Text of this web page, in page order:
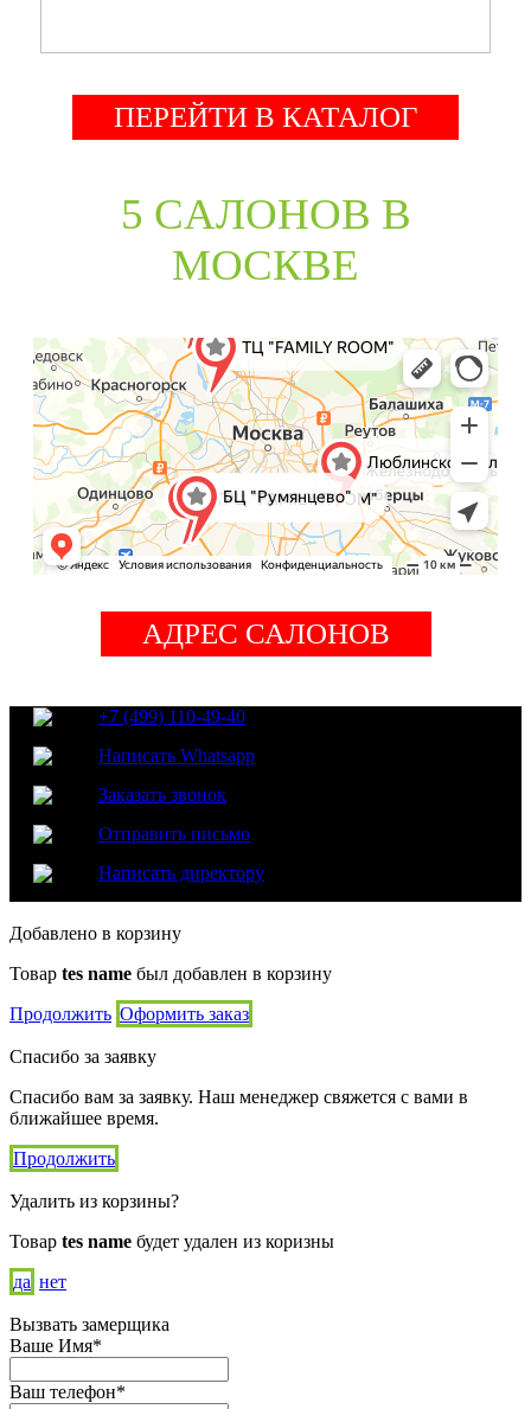
ПЕРЕЙТИ В КАТАЛОГ
5 CАЛОНОВ В
МОСКВЕ
АДРЕС САЛОНОВ
+7 (499) 110-49-40
Написать Whatsapp
Заказать звонок
Отправить письмо
Написать директору
Добавлено в корзину
Товар tes name был добавлен в корзину
Продолжить Оформить заказ
Спасибо за заявку
Спасибо вам за заявку. Наш менеджер свяжется с вами в
ближайшее время.
Продолжить
Удалить из корзины?
Товар tes name будет удален из коризны
да нет
Вызвать замерщика
Ваше Имя*
Ваш телефон*